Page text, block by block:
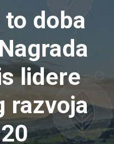
to doba
lidere
razvoja